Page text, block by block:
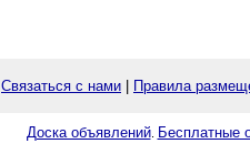
Связаться с нами Правила
Доска объявлений. Бесплатные